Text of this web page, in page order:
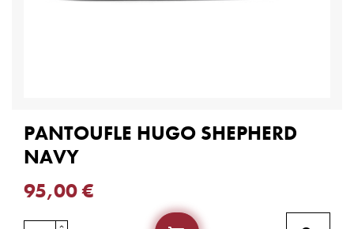
PANTOUFLE HUGO SHEPHERD
NAVY
95,00 €